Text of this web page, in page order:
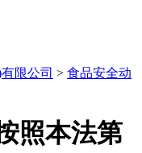
限公司 > 食品安全动
照本法第